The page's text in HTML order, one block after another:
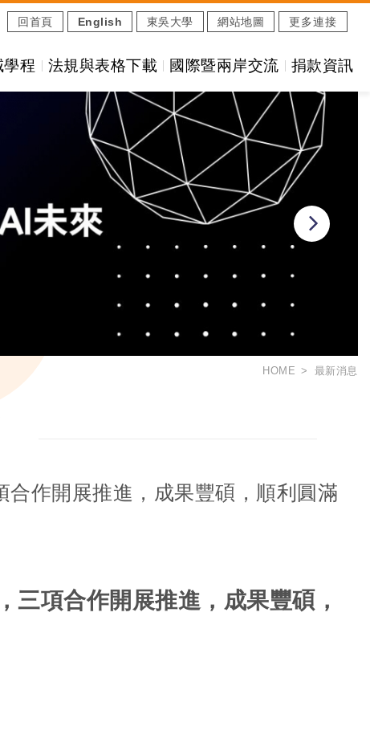
學程 法規與表格下載 國際暨兩岸交流 捐款資訊
回首頁 English 東吳大學 網站地圖 更多連接
HOME 最新消息
合作開展推進，成果豐碩，順利圓滿
三項合作開展推進，成果豐碩，